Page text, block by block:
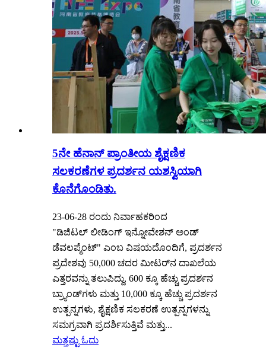
5ನೇ ಹೆನಾನ್ ಪ್ರಾಂತೀಯ ಶೈಕ್ಷಣಿಕ
ಸಲಕರಣೆಗಳ ಪ್ರದರ್ಶನ ಯಶಸ್ವಿಯಾಗಿ
ಕೊನೆಗೊಂಡಿತು.
23-06-28 ರಂದು ನಿರ್ವಾಹಕರಿಂದ
"ಡಿಜಿಟಲ್ ಲೀಡಿಂಗ್ ಇನ್ನೋವೇಶನ್ ಅಂಡ್
ಡೆವಲಪ್ಮೆಂಟ್" ಎಂಬ ವಿಷಯದೊಂದಿಗೆ, ಪ್ರದರ್ಶನ
ಪ್ರದೇಶವು 50,000 ಚದರ ಮೀಟರ್‌ನ ದಾಖಲೆಯ
ಎತ್ತರವನ್ನು ತಲುಪಿದ್ದು, 600 ಕ್ಕೂ ಹೆಚ್ಚು ಪ್ರದರ್ಶನ
ಬ್ರ್ಯಾಂಡ್‌ಗಳು ಮತ್ತು 10,000 ಕ್ಕೂ ಹೆಚ್ಚು ಪ್ರದರ್ಶನ
ಉತ್ಪನ್ನಗಳು, ಶೈಕ್ಷಣಿಕ ಸಲಕರಣೆ ಉತ್ಪನ್ನಗಳನ್ನು
ಸಮಗ್ರವಾಗಿ ಪ್ರದರ್ಶಿಸುತ್ತಿವೆ ಮತ್ತು...
ಮತ್ತಷ್ಟು ಓದು